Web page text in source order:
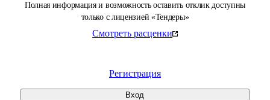
Полная информация и возможность оставить отклик доступны
только с лицензией «Тендеры»
Смотреть расценки
Регистрация
Вход